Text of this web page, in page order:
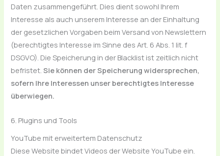
Daten zusammengeführt. Dies dient sowohl Ihrem
Interesse als auch unserem Interesse an der Einhaltung
der gesetzlichen Vorgaben beim Versand von Newslettern
(berechtigtes Interesse im Sinne des Art. 6 Abs. 1 lit. f
DSGVO). Die Speicherung in der Blacklist ist zeitlich nicht
befristet.Sie können der Speicherung widersprechen,
sofern Ihre Interessen unser berechtigtes Interesse
überwiegen.
6. Plugins und Tools
YouTube mit erweitertem Datenschutz
Diese Website bindet Videos der Website YouTube ein.